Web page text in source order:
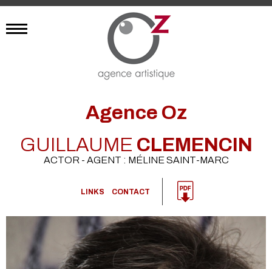
Agence Oz
GUILLAUME CLEMENCIN
ACTOR - AGENT : MÉLINE SAINT-MARC
LINKS CONTACT